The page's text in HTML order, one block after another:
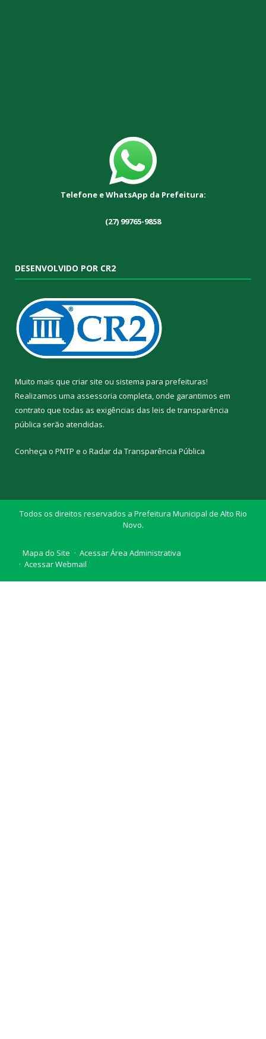
Telefone e WhatsApp da Prefeitura:
(27) 99765-9858
DESENVOLVIDO POR CR2
Muito mais que criar site ou sistema para prefeituras!
Realizamos uma assessoria completa, onde garantimos em
contrato que todas as exigências das leis de transparência
pública serão atendidas.
Conheça o PNTP e o Radar da Transparência Pública
Todos os direitos reservados a Prefeitura Municipal de Alto Rio
Novo.
Mapa do Site
Acessar Área Administrativa
Acessar Webmail